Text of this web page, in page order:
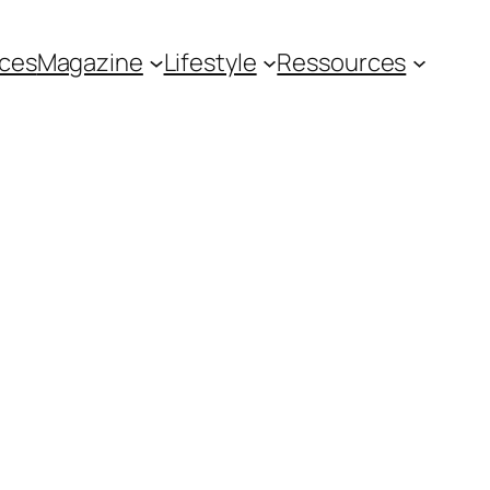
Magazine Lifestyle Ressources